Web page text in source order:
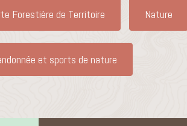
Forestière de Territoire Nature
et sports de nature